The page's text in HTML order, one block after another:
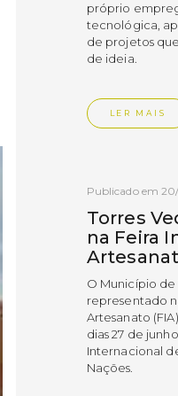
próprio
tecnológica,
de projetos
de ideia.
LER MAIS
Publicado em
Torres
na Feira
O Município de
representado
Artesanato
dias 27 de
Internacional
Nações.